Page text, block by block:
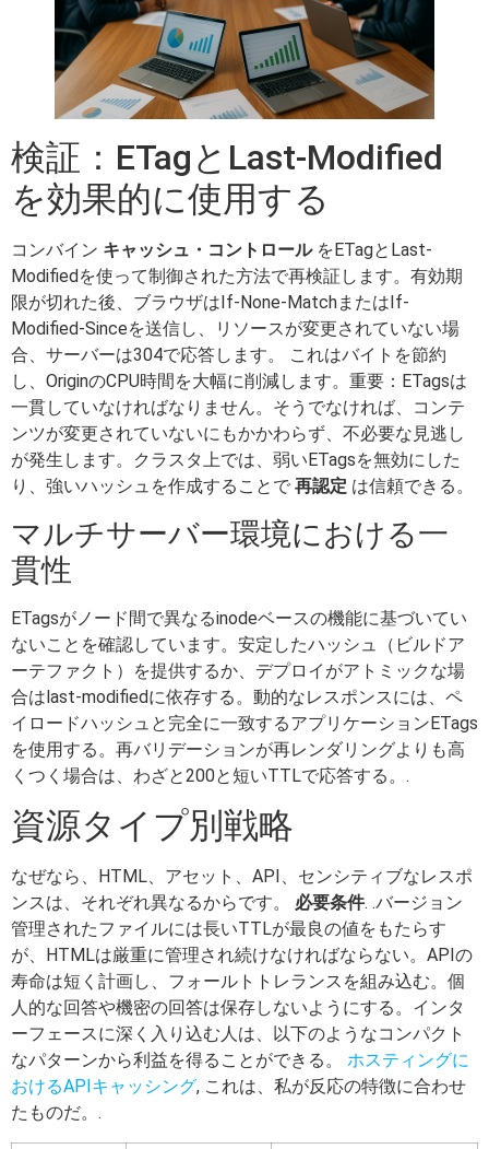
検証：ETagとLast-Modified
を効果的に使用する
コンバイン キャッシュ・コントロールをETagとLast-
Modifiedを使って制御された方法で再検証します。有効期
限が切れた後、ブラウザはIf-None-MatchまたはIf-
Modified-Sinceを送信し、リソースが変更されていない場
合、サーバーは304で応答します。 これはバイトを節約
し、OriginのCPU時間を大幅に削減します。重要：ETagsは
一貫していなければなりません。そうでなければ、コンテ
ンツが変更されていないにもかかわらず、不必要な見逃し
が発生します。クラスタ上では、弱いETagsを無効にした
り、強いハッシュを作成することで 再認定 は信頼できる。
マルチサーバー環境における一
貫性
ETagsがノード間で異なるinodeベースの機能に基づいてい
ないことを確認しています。安定したハッシュ（ビルドア
ーテファクト）を提供するか、デプロイがアトミックな場
合はlast-modifiedに依存する。動的なレスポンスには、ペ
イロードハッシュと完全に一致するアプリケーションETags
を使用する。再バリデーションが再レンダリングよりも高
くつく場合は、わざと200と短いTTLで応答する。.
資源タイプ別戦略
なぜなら、HTML、アセット、API、センシティブなレスポ
ンスは、それぞれ異なるからです。 必要条件. .バージョン
管理されたファイルには長いTTLが最良の値をもたらす
が、HTMLは厳重に管理され続けなければならない。APIの
寿命は短く計画し、フォールトトレランスを組み込む。個
人的な回答や機密の回答は保存しないようにする。インタ
ーフェースに深く入り込む人は、以下のようなコンパクト
なパターンから利益を得ることができる。 ホスティングに
おけるAPIキャッシング, これは、私が反応の特徴に合わせ
たものだ。.